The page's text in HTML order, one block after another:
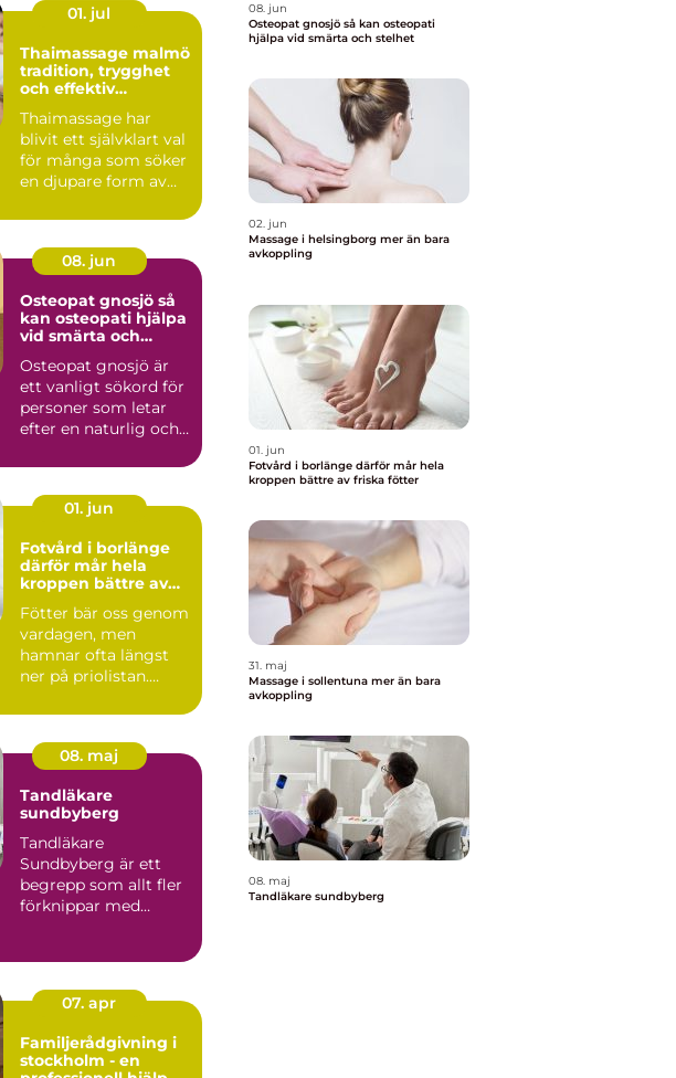
01. jul
Thaimassage malmö
tradition, trygghet
och effektiv
Thaimassage har
blivit ett självklart val
för många som söker
en djupare form av
smä...
08. jun
Osteopat gnosjö så
kan osteopati hjälpa
vid smärta och
Osteopat gnosjö är
ett vanligt sökord för
personer som letar
efter en naturlig och
01. jun
Fotvård i borlänge
därför mår hela
kroppen bättre av
Fötter bär oss genom
vardagen, men
hamnar ofta längst
ner på priolistan.
först när...
08. maj
Tandläkare
sundbyberg
Tandläkare
Sundbyberg är ett
begrepp som allt fler
förknippar med
07. apr
Familjerådgivning i
stockholm - en
08. jun
Osteopat gnosjö så kan osteopati
hjälpa vid smärta och stelhet
02. jun
Massage i helsingborg mer än bara
avkoppling
01. jun
Fotvård i borlänge därför mår hela
kroppen bättre av friska fötter
31. maj
Massage i sollentuna mer än bara
avkoppling
08. maj
Tandläkare sundbyberg